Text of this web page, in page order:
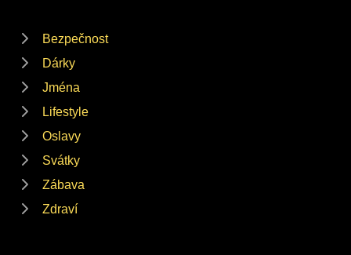
Bezpečnost
Dárky
Jména
Lifestyle
Oslavy
Svátky
Zábava
Zdraví